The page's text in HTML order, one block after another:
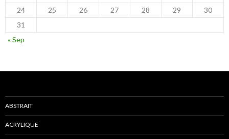
24
25 26 27 28 29
30
31
« Sep
ABSTRAIT
ACRYLIQUE